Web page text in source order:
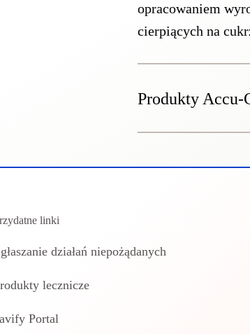
opracowaniem
cierpiących na
Produkty Accu-
linki
działań niepożądanych
lecznicze
Portal